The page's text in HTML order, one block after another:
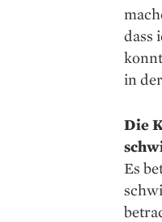
dass
in
Die
Es